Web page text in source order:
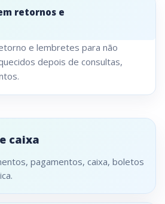
retornos e
e lembretes para não
depois de consultas,
caixa
pagamentos, caixa, boletos